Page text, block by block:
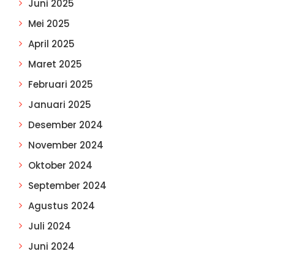
Juni 2025
Mei 2025
April 2025
Maret 2025
Februari 2025
Januari 2025
Desember 2024
November 2024
Oktober 2024
September 2024
Agustus 2024
Juli 2024
Juni 2024